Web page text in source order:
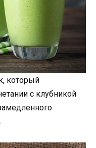
который
с клубникой